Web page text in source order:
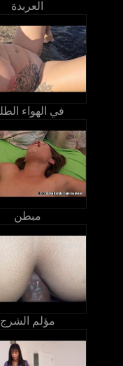
العربدة
في الهواء
مبطن
مؤلم الشرج